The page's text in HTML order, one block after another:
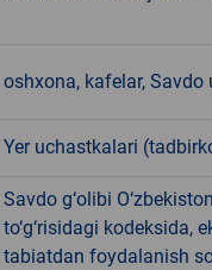
oshxona, kafelar,
Yer uchastkalari
Savdo g‘olibi
to‘g‘risidagi
tabiatdan foydalanish